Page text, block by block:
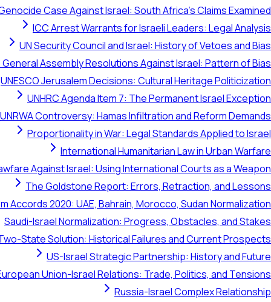
Case Against Israel: South Africa's Claims Examined
ICC Arrest Warrants for Israeli Leaders: Legal Analysis
UN Security Council and Israel: History of Vetoes and Bias
General Assembly Resolutions Against Israel: Pattern of Bias
UNESCO Jerusalem Decisions: Cultural Heritage Politicization
UNHRC Agenda Item 7: The Permanent Israel Exception
UNRWA Controversy: Hamas Infiltration and Reform Demands
Proportionality in War: Legal Standards Applied to Israel
International Humanitarian Law in Urban Warfare
Against Israel: Using International Courts as a Weapon
The Goldstone Report: Errors, Retraction, and Lessons
Accords 2020: UAE, Bahrain, Morocco, Sudan Normalization
Saudi-Israel Normalization: Progress, Obstacles, and Stakes
State Solution: Historical Failures and Current Prospects
US-Israel Strategic Partnership: History and Future
Union-Israel Relations: Trade, Politics, and Tensions
Russia-Israel Complex Relationship